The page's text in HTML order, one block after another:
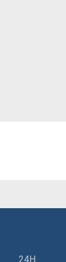
24H